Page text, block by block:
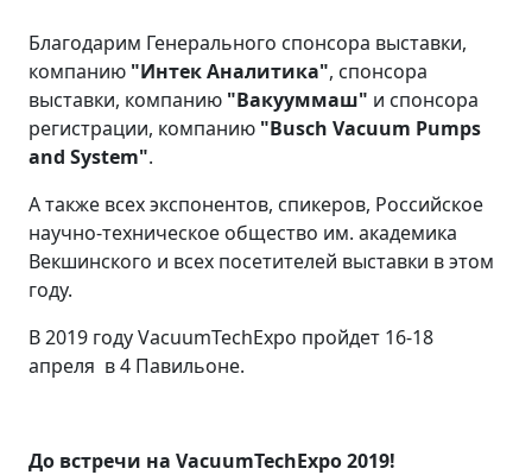
Благодарим Генерального спонсора выставки,
компанию "Интек Аналитика", спонсора
выставки, компанию "Вакууммаш" и спонсора
регистрации, компанию "Busch Vacuum Pumps
and System".
А также всех экспонентов, спикеров, Российское
научно-техническое общество им. академика
Векшинского и всех посетителей выставки в этом
году.
В 2019 году VаcuumTechExpo пройдет 16-18
апреля в 4 Павильоне.
До встречи на VаcuumTechExpo 2019!